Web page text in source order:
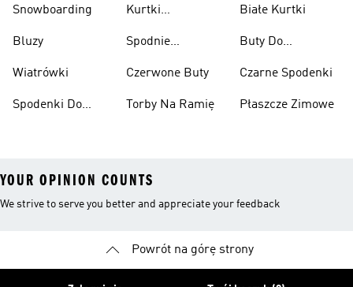
Snowboarding
Bluzy
Wiatrówki
Spodenki Do
Kurtki
Spodnie
Czerwone Buty
Torby Na Ramię
Ciężarów
Białe Kurtki
Buty Do
Czarne Spodenki
Płaszcze Zimowe
YOUR OPINION COUNTS
We strive to serve you better and appreciate your feedback
Powrót na górę strony